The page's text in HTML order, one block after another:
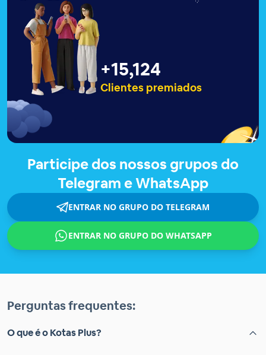
+15,129
Clientes premiados
Participe dos nossos grupos do
Telegram e WhatsApp
ENTRAR NO GRUPO DO TELEGRAM
ENTRAR NO GRUPO DO WHATSAPP
Perguntas frequentes:
O que é o Kotas Plus?